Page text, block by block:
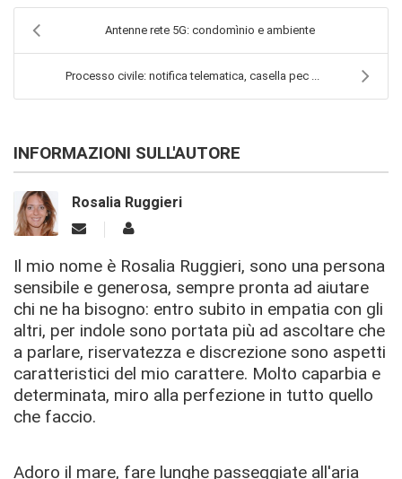
Antenne rete 5G: condomìnio e ambiente
Processo civile: notifica telematica, casella pec ...
INFORMAZIONI SULL'AUTORE
Rosalia Ruggieri
Il mio nome è Rosalia Ruggieri, sono una persona
sensibile e generosa, sempre pronta ad aiutare
chi ne ha bisogno: entro subito in empatia con gli
altri, per indole sono portata più ad ascoltare che
a parlare, riservatezza e discrezione sono aspetti
caratteristici del mio carattere. Molto caparbia e
determinata, miro alla perfezione in tutto quello
che faccio.
Adoro il mare, fare lunghe passeggiate all'aria